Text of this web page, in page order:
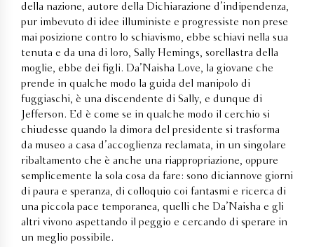
della nazione, autore della Dichiarazione d’indipendenza,
pur imbevuto di idee illuministe e progressiste non prese
mai posizione contro lo schiavismo, ebbe schiavi nella sua
tenuta e da una di loro, Sally Hemings, sorellastra della
moglie, ebbe dei figli. Da’Naisha Love, la giovane che
prende in qualche modo la guida del manipolo di
fuggiaschi, è una discendente di Sally, e dunque di
Jefferson. Ed è come se in qualche modo il cerchio si
chiudesse quando la dimora del presidente si trasforma
da museo a casa d’accoglienza reclamata, in un singolare
ribaltamento che è anche una riappropriazione, oppure
semplicemente la sola cosa da fare: sono diciannove giorni
di paura e speranza, di colloquio coi fantasmi e ricerca di
una piccola pace temporanea, quelli che Da’Naisha e gli
altri vivono aspettando il peggio e cercando di sperare in
un meglio possibile.